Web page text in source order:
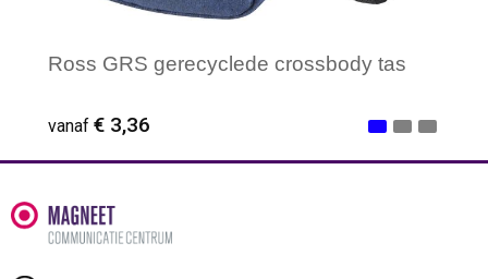
Ross GRS gerecyclede crossbody tas
vanaf € 3,36
Minimale afname: 1